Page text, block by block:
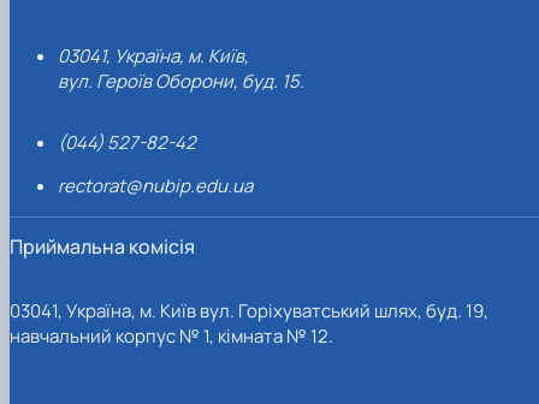
03041, Україна, м. Київ,
вул. Героїв Оборони, буд. 15.
(044) 527-82-42
rectorat@nubip.edu.ua
Приймальна комісія
03041, Україна, м. Київ вул. Горіхуватський шлях, буд. 19,
навчальний корпус № 1, кімната № 12.